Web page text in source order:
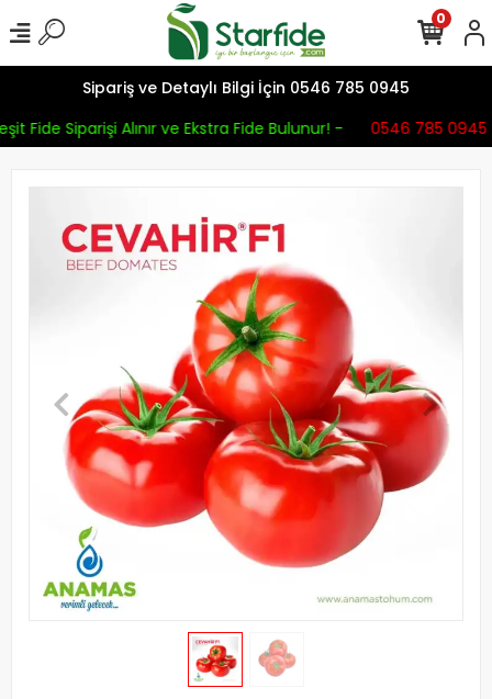
Sipariş ve Detaylı Bilgi İçin 0546 785 0945
Fide Siparişi Alınır ve Ekstra Fide Bulunur! -
0546 785 0945
0